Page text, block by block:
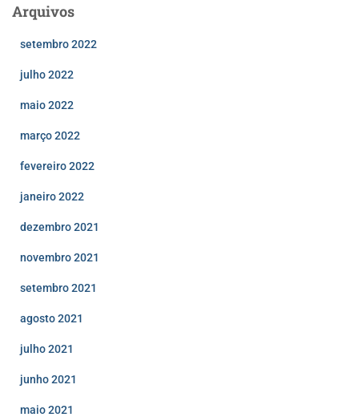
Arquivos
setembro 2022
julho 2022
maio 2022
março 2022
fevereiro 2022
janeiro 2022
dezembro 2021
novembro 2021
setembro 2021
agosto 2021
julho 2021
junho 2021
maio 2021